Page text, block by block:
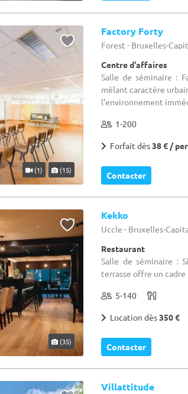
(1) (15)
Factory Forty
Forest - Bruxelles-
Centre d'affaires
Salle de séminaire :
mêlant caractère
l’environnement
1-200
Forfait dès38 € /
Contacter
(35)
Kekko
Uccle - Bruxelles-
Restaurant
Salle de séminaire :
terrasse offre un
5-140
Location dès350 €
Contacter
Villattitude